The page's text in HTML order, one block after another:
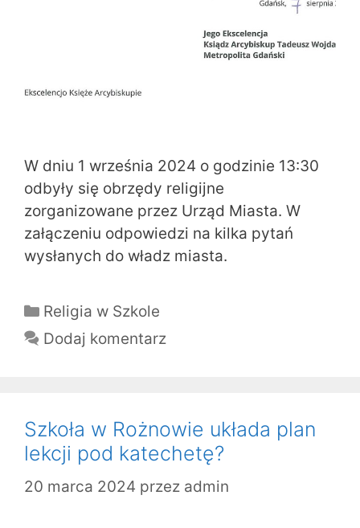
W dniu 1 września 2024 o godzinie 13:30
odbyły się obrzędy religijne
zorganizowane przez Urząd Miasta. W
załączeniu odpowiedzi na kilka pytań
wysłanych do władz miasta.
Kategorie
Religia w Szkole
Dodaj komentarz
Szkoła w Rożnowie układa plan
lekcji pod katechetę?
20 marca 2024 przez admin